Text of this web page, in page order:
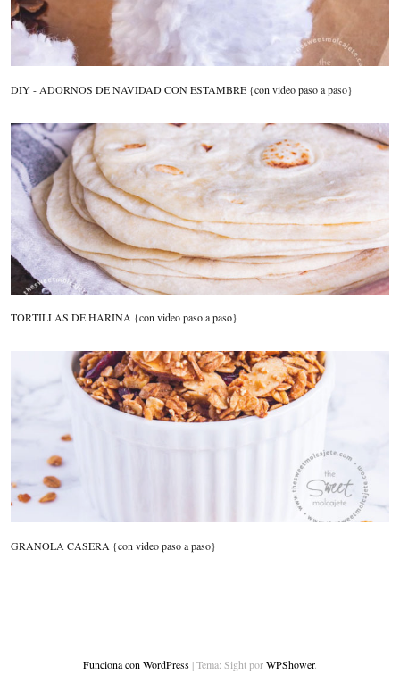
DIY - ADORNOS DE NAVIDAD CON ESTAMBRE {con video paso a paso}
TORTILLAS DE HARINA {con video paso a paso}
GRANOLA CASERA {con video paso a paso}
Funciona con WordPress |Tema: Sight porWPShower.